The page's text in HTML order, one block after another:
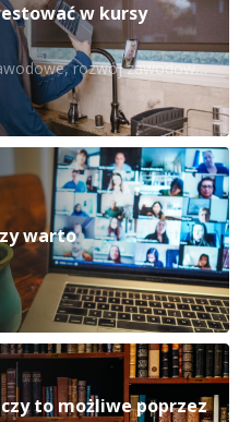
w kursy
,rozwój zawodowy ,
warto
to możliwe poprzez